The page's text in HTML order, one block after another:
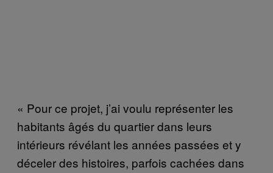
« Pour ce projet, j’ai voulu représenter les
habitants âgés du quartier dans leurs
intérieurs révélant les années passées et y
déceler des histoires, parfois cachées dans